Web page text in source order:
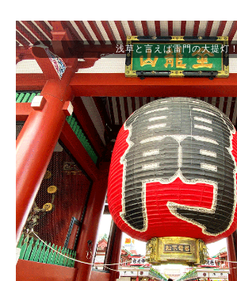
浅草と言えば雷門の大提灯！